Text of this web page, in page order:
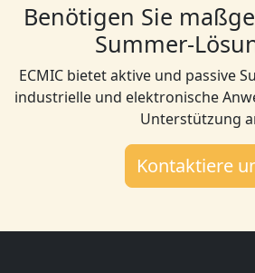
Benötigen Sie
Summer-
ECMIC bietet aktive und passive
industrielle und elektronische
Unterstützung
Kontaktiere